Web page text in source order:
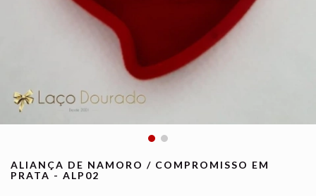
ALIANÇA DE NAMORO / COMPROMISSO EM
PRATA - ALP02